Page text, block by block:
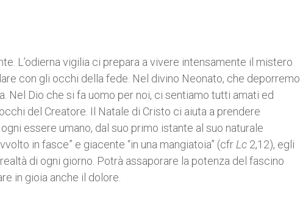
L’odierna vigilia ci prepara a vivere intensamente il mistero
con gli occhi della fede. Nel divino Neonato, che deporremo
Nel Dio che si fa uomo per noi, ci sentiamo tutti amati ed
del Creatore. Il Natale di Cristo ci aiuta a prendere
essere umano, dal suo primo istante al suo naturale
in fasce” e giacente “in una mangiatoia” (cfr Lc 2,12), egli
di ogni giorno. Potrà assaporare la potenza del fascino
in gioia anche il dolore.